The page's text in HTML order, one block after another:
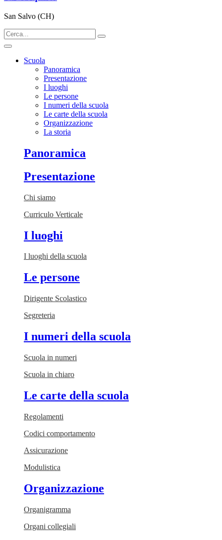
San Salvo (CH)
Scuola
Panoramica
Presentazione
I luoghi
Le persone
I numeri della scuola
Le carte della scuola
Organizzazione
La storia
Panoramica
Presentazione
Chi siamo
Curriculo Verticale
I luoghi
I luoghi della scuola
Le persone
Dirigente Scolastico
Segreteria
I numeri della scuola
Scuola in numeri
Scuola in chiaro
Le carte della scuola
Regolamenti
Codici comportamento
Assicurazione
Modulistica
Organizzazione
Organigramma
Organi collegiali